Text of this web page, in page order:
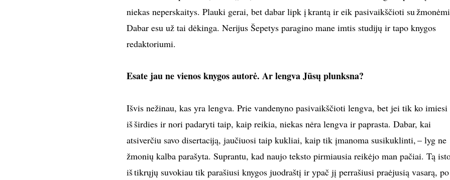
niekas neperskaitys. Plauki gerai, bet dabar lipk į krantą ir eik pasivaikščioti su
Dabar esu už tai dėkinga. Nerijus Šepetys paragino mane imtis studijų ir tapo knygos
redaktoriumi.
Esate jau ne vienos knygos autorė. Ar lengva Jūsų plunksna?
Išvis nežinau, kas yra lengva. Prie vandenyno pasivaikščioti lengva, bet jei tik ko imiesi
iš širdies ir nori padaryti taip, kaip reikia, niekas nėra lengva ir paprasta. Dabar, kai
atsiverčiu savo disertaciją, jaučiuosi taip kukliai, kaip tik įmanoma susikuklinti, – lyg ne
žmonių kalba parašyta. Suprantu, kad naujo teksto pirmiausia reikėjo man pačiai. Tą
iš tikrųjų suvokiau tik parašiusi knygos juodraštį ir ypač jį perrašiusi praėjusią vasarą, po